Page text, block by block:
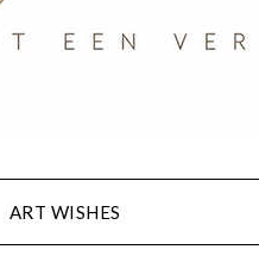
ART WISHES